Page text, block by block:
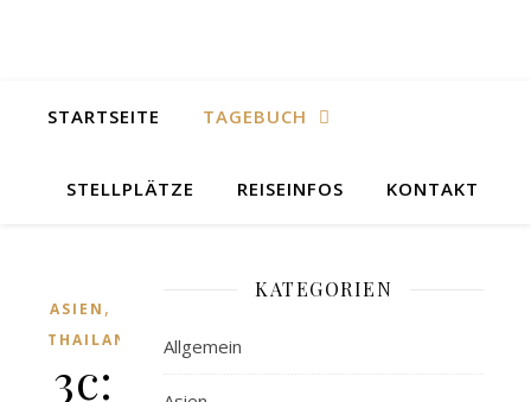
STARTSEITE TAGEBUCH
STELLPLÄTZE REISEINFOS KONTAKT
ASIEN ,
THAILAND
3c:
KATEGORIEN
Allgemein